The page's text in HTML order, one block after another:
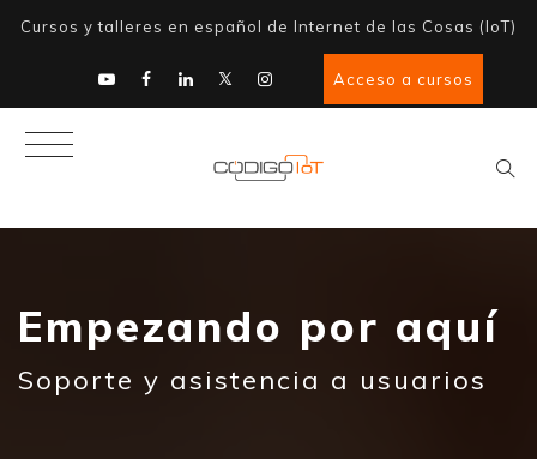
Cursos y talleres en español de Internet de las Cosas (IoT)
Acceso a cursos
Empezando por aquí
Soporte y asistencia a usuarios